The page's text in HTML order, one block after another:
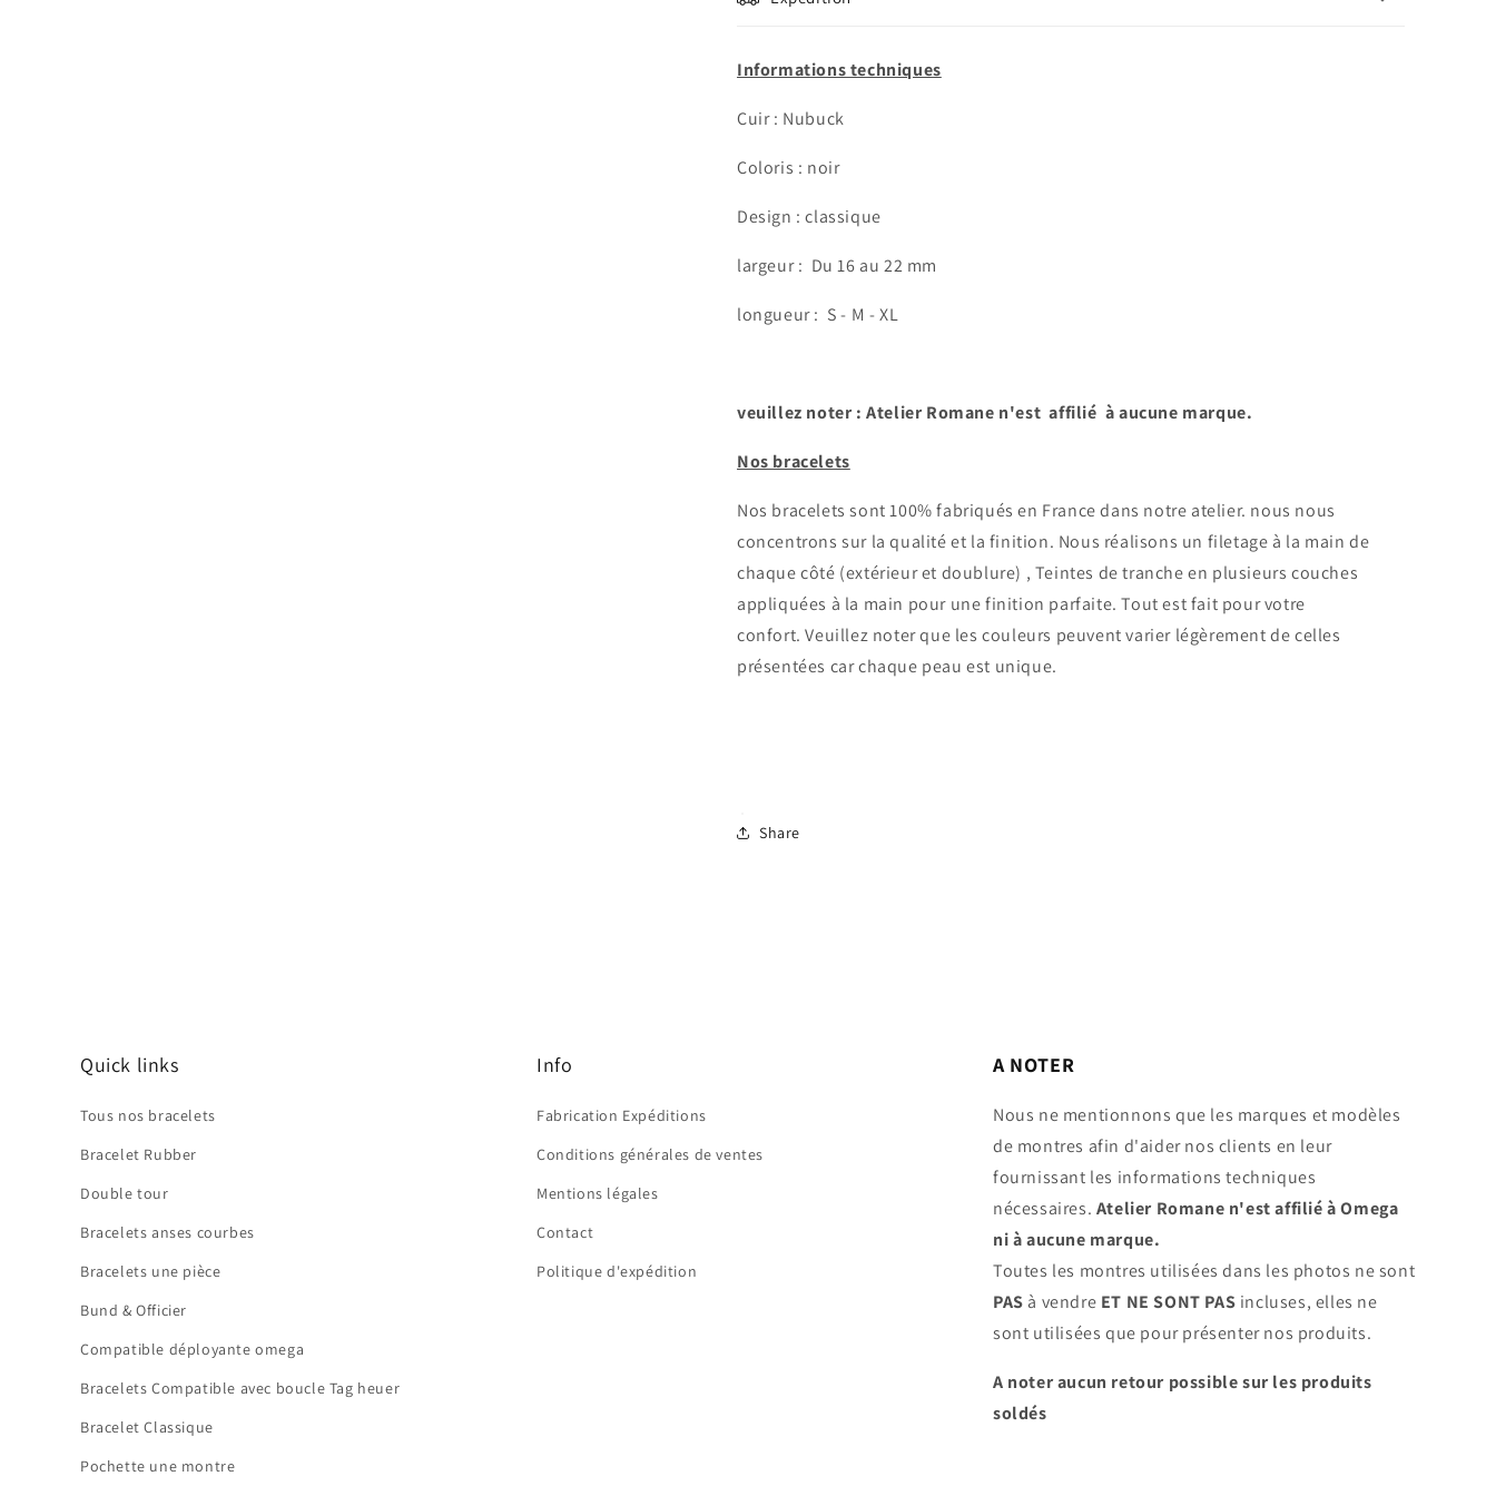
Informations techniques
Cuir : Nubuck
Coloris : noir
Design : classique
largeur : Du 16 au 22 mm
longueur : S - M - XL
veuillez noter : Atelier Romane n'est affilié à aucune marque.
Nos bracelets
Nos bracelets sont 100% fabriqués en France dans notre atelier. nous nous
concentrons sur la qualité et la finition. Nous réalisons un filetage à la main de
chaque côté (extérieur et doublure) , Teintes de tranche en plusieurs couches
appliquées à la main pour une finition parfaite. Tout est fait pour votre
confort. Veuillez noter que les couleurs peuvent varier légèrement de celles
présentées car chaque peau est unique.
Share
Quick links
Tous nos bracelets
Bracelet Rubber
Double tour
Bracelets anses courbes
Bracelets une pièce
Bund & Officier
Compatible déployante omega
Bracelets Compatible avec boucle Tag heuer
Bracelet Classique
Pochette une montre
Info
Fabrication Expéditions
Conditions générales de ventes
Mentions légales
Contact
Politique d'expédition
A NOTER
Nous ne mentionnons que les marques et modèles
de montres afin d'aider nos clients en leur
fournissant les informations techniques
nécessaires. Atelier Romane n'est affilié à Omega
ni à aucune marque.
Toutes les montres utilisées dans les photos ne sont
PAS à vendre ET NE SONT PAS incluses, elles ne
sont utilisées que pour présenter nos produits.
A noter aucun retour possible sur les produits
soldés
Connectez-vous à votre compte pour ajouter des produits à
Se connecter